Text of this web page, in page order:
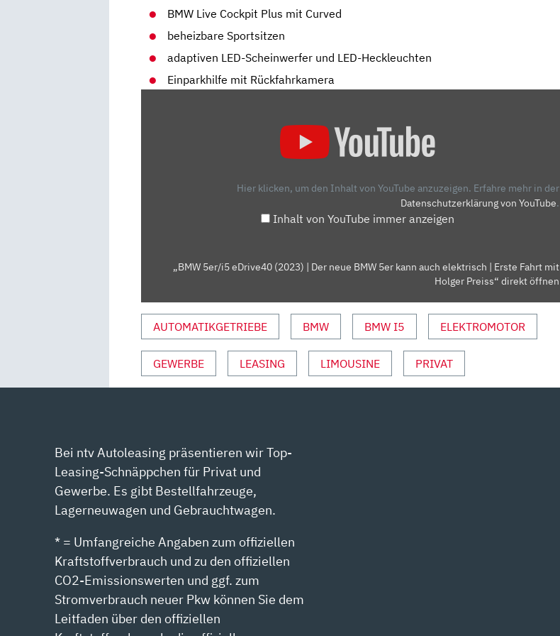
BMW Live Cockpit Plus mit Curved
beheizbare Sportsitzen
adaptiven LED-Scheinwerfer und LED-Heckleuchten
Einparkhilfe mit Rückfahrkamera
|
ERSTE
FAHRT
MIT
HOLGER
PREISS“
Hier klicken, um den Inhalt von YouTube anzuzeigen. Erfahre mehr in der
Datenschutzerklärung von YouTube.
Inhalt von YouTube immer anzeigen
„BMW 5er/i5 eDrive40 (2023) | Der neue BMW 5er kann auch elektrisch | Erste Fahrt mit
Holger Preiss“ direkt öffnen
AUTOMATIKGETRIEBE BMW BMW I5 ELEKTROMOTOR
GEWERBE LEASING LIMOUSINE PRIVAT
Bei ntv Autoleasing präsentieren wir Top-
Leasing-Schnäppchen für Privat und
Gewerbe. Es gibt Bestellfahrzeuge,
Lagerneuwagen und Gebrauchtwagen.
* = Umfangreiche Angaben zum offiziellen
Kraftstoffverbrauch und zu den offiziellen
CO2-Emissionswerten und ggf. zum
Stromverbrauch neuer Pkw können Sie dem
Leitfaden über den offiziellen